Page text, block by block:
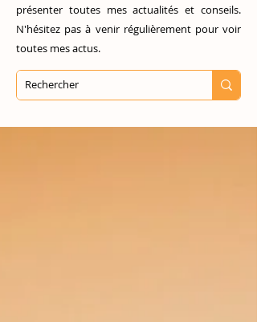
présenter toutes mes actualités et conseils.
N'hésitez pas à venir régulièrement pour voir
toutes mes actus.